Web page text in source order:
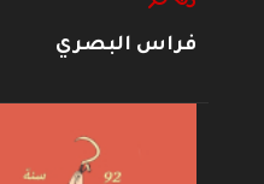
فراس البصري